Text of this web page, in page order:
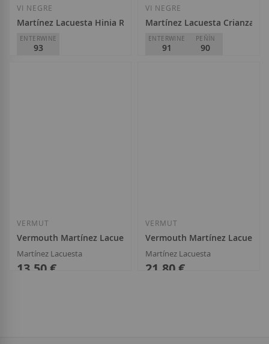
VI NEGRE
Martínez Lacuesta Hinia Reserva 2016
ENTERWINE
93
VI NEGRE
Martínez Lacuesta Crianza
ENTERWINE
91
PEÑÍN
90
VERMUT
Vermouth Martínez Lacuesta Reserva
Martínez Lacuesta
13,50 €
VERMUT
Vermouth Martínez Lacuesta
Martínez Lacuesta
21,80 €